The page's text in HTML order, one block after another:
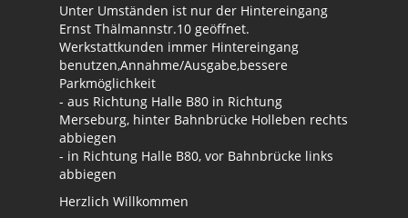
Unter Umständen ist nur der Hintereingang
Ernst Thälmannstr.10 geöffnet.
Werkstattkunden immer Hintereingang
benutzen,Annahme/Ausgabe,bessere
Parkmöglichkeit
- aus Richtung Halle B80 in Richtung
Merseburg, hinter Bahnbrücke Holleben rechts
abbiegen
- in Richtung Halle B80, vor Bahnbrücke links
abbiegen
Herzlich Willkommen